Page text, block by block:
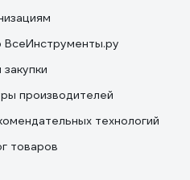
производителей
технологий
товаров